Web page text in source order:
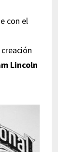
con el
Lincoln